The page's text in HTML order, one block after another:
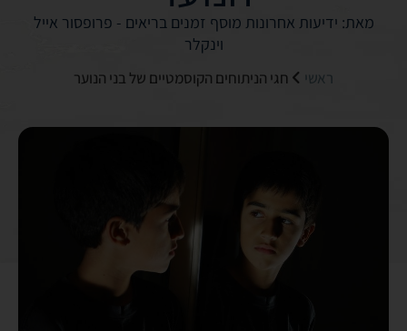
מאת: ידיעות אחרונות מוסף זמנים בריאים - פרופסור אייל
וינקלר
ראשי חגי הניתוחים הקוסמטיים של בני הנוער